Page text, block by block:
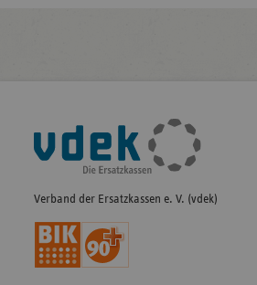
Fußleisten-
Navigation
Verband der Ersatzkassen e. V. (vdek)